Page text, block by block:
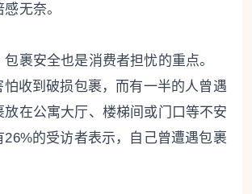
无奈。
裹安全也是消费者担忧的重点。
怕收到破损包裹，而有一半的人曾遇
放在公寓大厅、楼梯间或门口等不安
26%的受访者表示，自己曾遭遇包裹